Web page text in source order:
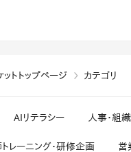
ットトップページ カテゴリ
AIリテラシー 人事・組
レーニング・研修企画 営